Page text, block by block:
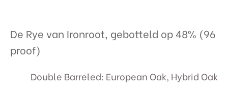
De Rye van Ironroot, gebotteld op 48% (96
proof)
Double Barreled: European Oak, Hybrid Oak